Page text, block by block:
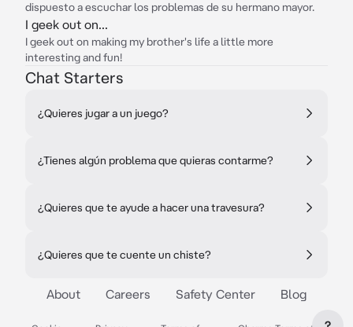
dispuesto a escuchar los problemas de su hermano mayor.
I geek out on...
I geek out on making my brother's life a little more
interesting and fun!
Chat Starters
¿Quieres jugar a un juego?
¿Tienes algún problema que quieras contarme?
¿Quieres que te ayude a hacer una travesura?
¿Quieres que te cuente un chiste?
About Careers Safety Center Blog